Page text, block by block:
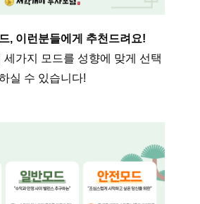
, 이런분들에게 추천드려요!
세가지 모드를 성향에 맞게 선택
실 수 있습니다!